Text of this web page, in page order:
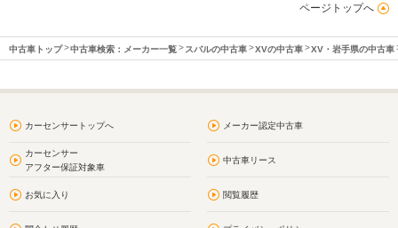
ページトップへ
中古車トップ 中古車検索：メーカー一覧 スバルの中古車 XVの中古車 XV・岩手県の中古車
カーセンサートップへ メーカー認定中古車
カーセンサー
アフター保証対象車
中古車リース
お気に入り 閲覧履歴